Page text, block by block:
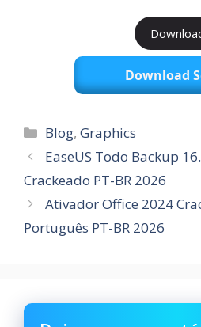
Download
Categorias
Blog,Graphics
EaseUS Todo Backup
Crackeado PT-BR 2026
Ativador Office 2024
Português PT-BR 2026